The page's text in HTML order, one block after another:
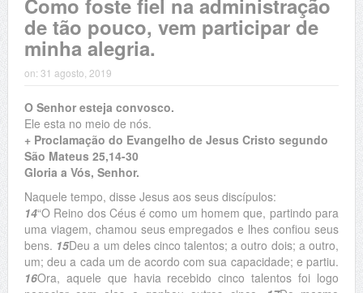
Como foste fiel na administração
de tão pouco, vem participar de
minha alegria.
on: 31 agosto, 2019
O Senhor esteja convosco.
Ele esta no meio de nós.
+ Proclamação do Evangelho de Jesus Cristo segundo
São Mateus 25,14-30
Gloria a Vós, Senhor.
Naquele tempo, disse Jesus aos seus discípulos:
14“O Reino dos Céus é como um homem que, partindo para
uma viagem, chamou seus empregados e lhes confiou seus
bens. 15Deu a um deles cinco talentos; a outro dois; a outro,
um; deu a cada um de acordo com sua capacidade; e partiu.
16Ora, aquele que havia recebido cinco talentos foi logo